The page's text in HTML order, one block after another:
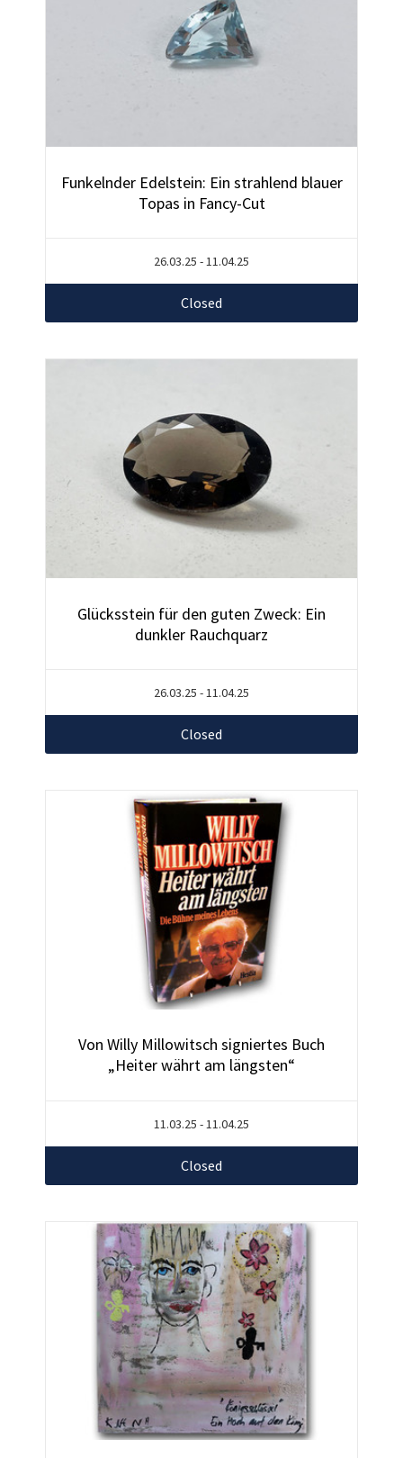
Funkelnder Edelstein: Ein strahlend blauer
Topas in Fancy-Cut
26.03.25 - 11.04.25
Closed
Glücksstein für den guten Zweck: Ein
dunkler Rauchquarz
26.03.25 - 11.04.25
Closed
Von Willy Millowitsch signiertes Buch
„Heiter währt am längsten“
11.03.25 - 11.04.25
Closed